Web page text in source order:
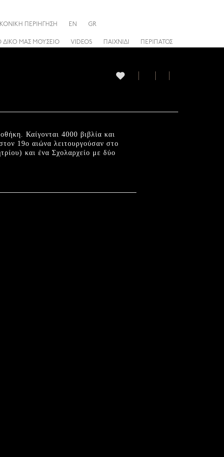
ΔΙΚΟ ΜΑΣ ΜΟΥΣΕΙΟ VIDEOS ΠΑΙΧΝΙΔΙ ΠΕΡΙΠΑΤΟΣ
ΠΕΡΙΗΓΗΣΗ EN GR
Καίγονται 4000 βιβλία και
19ο αιώνα λειτουργούσαν στο
και ένα Σχολαρχείο με δύο